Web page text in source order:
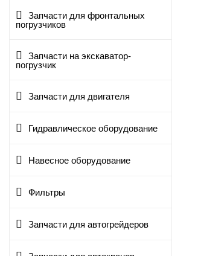
Запчасти для фронтальных
погрузчиков
Запчасти на экскаватор-
погрузчик
Запчасти для двигателя
Гидравлическое оборудование
Навесное оборудование
Фильтры
Запчасти для автогрейдеров